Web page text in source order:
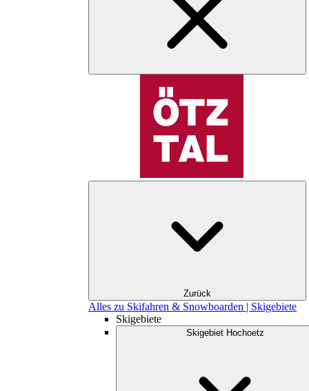
Zurück
Alles zu Skifahren & Snowboarden | Skigebiete
Skigebiete
Skigebiet Hochoetz